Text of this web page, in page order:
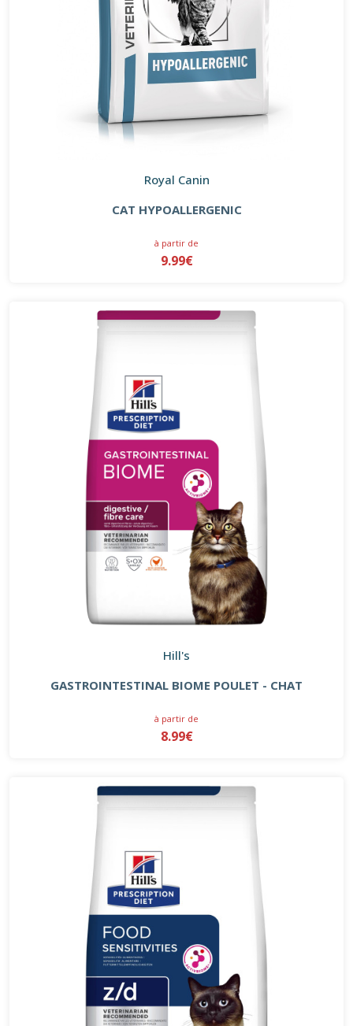
Royal Canin
CAT HYPOALLERGENIC
à partir de
9.99€
Hill's
GASTROINTESTINAL BIOME POULET - CHAT
à partir de
8.99€